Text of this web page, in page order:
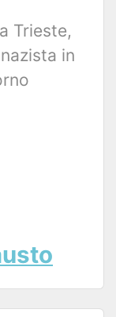
Trieste,
in